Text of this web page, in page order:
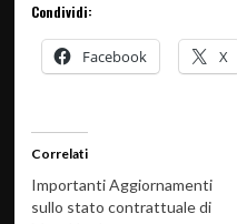
Condividi:
Facebook X
Correlati
Importanti Aggiornamenti
sullo stato contrattuale di